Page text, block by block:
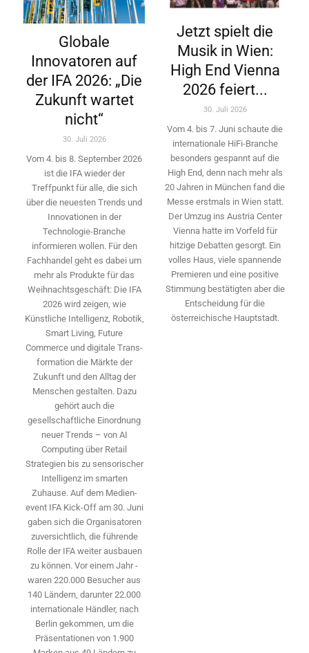
Globale
Innovatoren auf
der IFA 2026: „Die
Zukunft wartet
nicht“
30. Juli 2026
Vom 4. bis 8. September 2026
ist die IFA wieder der
Treffpunkt für alle, die sich
über die neuesten Trends und
Innovationen in der
Technologie-­Branche
informieren wollen. Für den
Fachhandel geht es dabei um
mehr als Produkte für das
Weihnachtsgeschäft: Die IFA
2026 wird ­zeigen, wie
Künstliche Intelligenz, Robotik,
Smart Living, Future
Commerce und digitale Trans­
formation die Märkte der
Zukunft und den Alltag der
Menschen gestalten. Dazu
gehört auch die
gesellschaftliche Einordnung
neuer Trends – von AI
Computing über Retail
Strategien bis zu sensorischer
Intelligenz im smarten
Zuhause. Auf dem Medien­
event IFA Kick-Off am 30. Juni
gaben sich die Organisatoren
zuversichtlich, die führende
Rolle der IFA weiter ausbauen
zu können. Vor einem Jahr ­
waren 220.000 Besucher aus
140 ­Ländern, ­darunter 22.000
internationale Händler, nach
Berlin gekommen, um die
Präsen­tationen von 1.900
Jetzt spielt die
Musik in Wien:
High End Vienna
2026 feiert...
30. Juli 2026
Vom 4. bis 7. Juni schaute die
internationale HiFi-Branche
besonders gespannt auf die
High End, denn nach mehr als
20 Jahren in München fand die
Messe erstmals in Wien statt.
Der Umzug ins Austria Center
Vienna hatte im Vorfeld für
hitzige Debatten gesorgt. Ein
volles Haus, viele spannende
Premieren und eine positive
Stimmung bestätigten aber die
Entscheidung für die
österreichische Hauptstadt.